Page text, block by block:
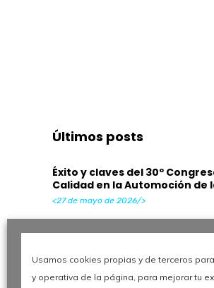
Últimos posts
Éxito y claves del 30º
Calidad en la Automoción de
<27 de mayo de 2026/>
El factor humano en el sector
de Calidad
Usamos cookies propias y de terceros
y operativa de la página, para mejorar tu